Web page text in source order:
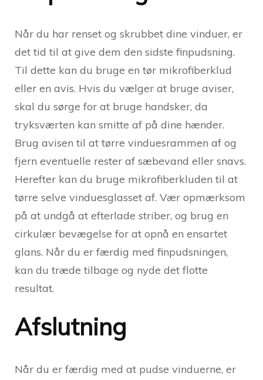
Når du har renset og skrubbet dine vinduer, er
det tid til at give dem den sidste finpudsning.
Til dette kan du bruge en tør mikrofiberklud
eller en avis. Hvis du vælger at bruge aviser,
skal du sørge for at bruge handsker, da
tryksværten kan smitte af på dine hænder.
Brug avisen til at tørre vinduesrammen af og
fjern eventuelle rester af sæbevand eller snavs.
Herefter kan du bruge mikrofiberkluden til at
tørre selve vinduesglasset af. Vær opmærksom
på at undgå at efterlade striber, og brug en
cirkulær bevægelse for at opnå en ensartet
glans. Når du er færdig med finpudsningen,
kan du træde tilbage og nyde det flotte
resultat.
Afslutning
Når du er færdig med at pudse vinduerne, er